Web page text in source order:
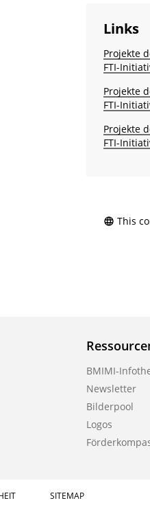
Links
Projekte
FTI-
Projekte
FTI-
Projekte
FTI-
This
BMIMI-
Newsletter
Bilderpool
Logos
SITEMAP